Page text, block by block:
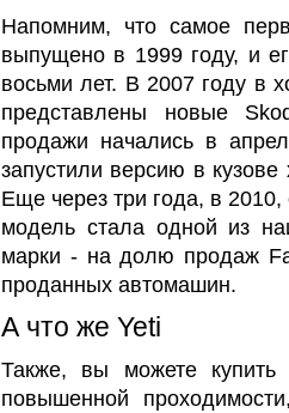
Напомним, что самое
выпущено в 1999 году, и
восьми лет. В 2007 году в
представлены новые
продажи начались в
запустили версию в
Еще через три года, в
модель стала одной из
марки - на долю продаж
проданных автомашин.
А что же Yeti
Также, вы можете
повышенной